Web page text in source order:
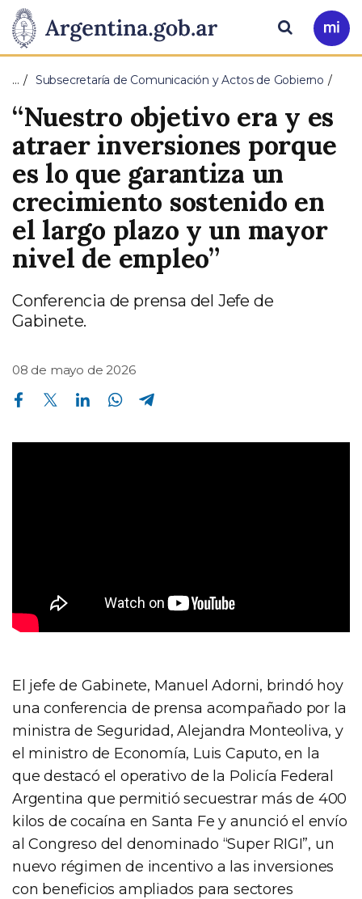
Presidencia
de
la
Nación
Pasar al contenido principal
Ir
a
Buscar
… Subsecretaría de Comunicación y Actos de Gobierno
“Nuestro objetivo era y es
atraer inversiones porque
es lo que garantiza un
crecimiento sostenido en
el largo plazo y un mayor
nivel de empleo”
Conferencia de prensa del Jefe de
Gabinete.
08 de mayo de 2026
Compartir en Facebook Compartir en Twitter Compartir en Linkedin Compartir en Whatsapp
El jefe de Gabinete, Manuel Adorni, brindó hoy
una conferencia de prensa acompañado por la
ministra de Seguridad, Alejandra Monteoliva, y
el ministro de Economía, Luis Caputo, en la
que destacó el operativo de la Policía Federal
Argentina que permitió secuestrar más de 400
kilos de cocaína en Santa Fe y anunció el envío
al Congreso del denominado “Super RIGI”, un
nuevo régimen de incentivo a las inversiones
con beneficios ampliados para sectores